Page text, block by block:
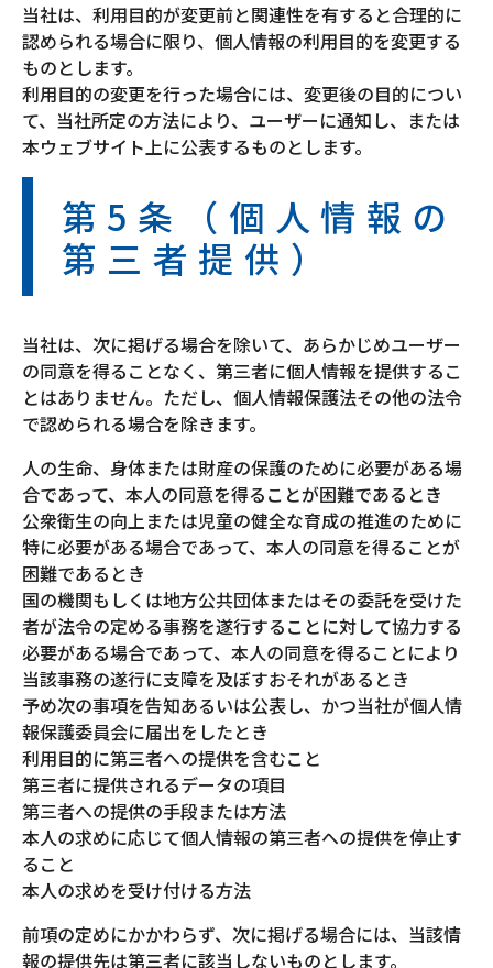
当社は、利用目的が変更前と関連性を有すると合理的に
認められる場合に限り、個人情報の利用目的を変更する
ものとします。
利用目的の変更を行った場合には、変更後の目的につい
て、当社所定の方法により、ユーザーに通知し、または
本ウェブサイト上に公表するものとします。
第5条（個人情報の
第三者提供）
当社は、次に掲げる場合を除いて、あらかじめユーザー
の同意を得ることなく、第三者に個人情報を提供するこ
とはありません。ただし、個人情報保護法その他の法令
で認められる場合を除きます。
人の生命、身体または財産の保護のために必要がある場
合であって、本人の同意を得ることが困難であるとき
公衆衛生の向上または児童の健全な育成の推進のために
特に必要がある場合であって、本人の同意を得ることが
困難であるとき
国の機関もしくは地方公共団体またはその委託を受けた
者が法令の定める事務を遂行することに対して協力する
必要がある場合であって、本人の同意を得ることにより
当該事務の遂行に支障を及ぼすおそれがあるとき
予め次の事項を告知あるいは公表し、かつ当社が個人情
報保護委員会に届出をしたとき
利用目的に第三者への提供を含むこと
第三者に提供されるデータの項目
第三者への提供の手段または方法
本人の求めに応じて個人情報の第三者への提供を停止す
ること
本人の求めを受け付ける方法
前項の定めにかかわらず、次に掲げる場合には、当該情
報の提供先は第三者に該当しないものとします。